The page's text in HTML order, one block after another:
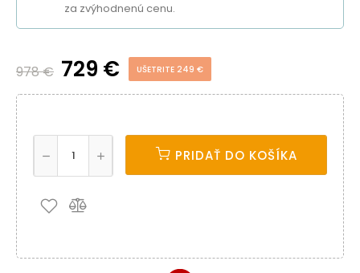
za zvýhodnenú cenu.
978 € 729 € UŠETRITE 249 €
PRIDAŤ DO KOŠÍKA